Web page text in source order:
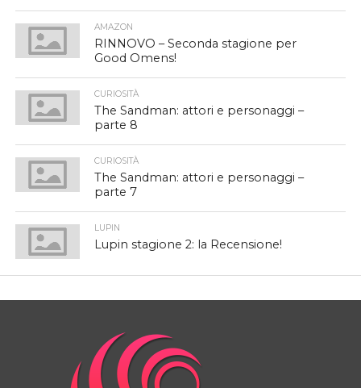
AMAZON
RINNOVO – Seconda stagione per
Good Omens!
CURIOSITÀ
The Sandman: attori e personaggi –
parte 8
CURIOSITÀ
The Sandman: attori e personaggi –
parte 7
LUPIN
Lupin stagione 2: la Recensione!